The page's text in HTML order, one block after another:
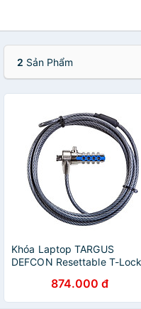
2 Sản Phẩm
Khóa Laptop TARGUS
DEFCON Resettable T-Lock
- PA410BX - Hàng Chính
Hãng
874.000 đ